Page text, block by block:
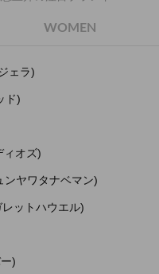
WOMEN
ェラ)
ド)
ィオズ)
ンヤワタナベマン)
ットハウエル)
)